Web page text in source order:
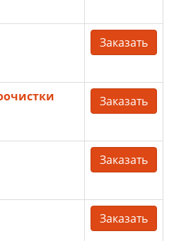
Заказать
Заказать
Заказать
Заказать